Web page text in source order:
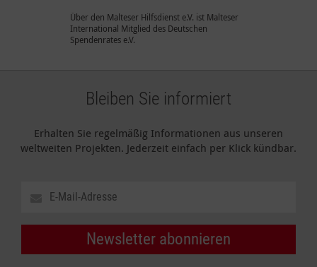
Über den Malteser Hilfsdienst e.V. ist Malteser
International Mitglied des Deutschen
Spendenrates e.V.
Bleiben Sie informiert
Erhalten Sie regelmäßig Informationen aus unseren
weltweiten Projekten. Jederzeit einfach per Klick kündbar.
Newsletter abonnieren